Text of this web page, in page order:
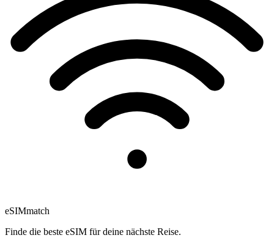
eSIMmatch
Finde die beste eSIM für deine nächste Reise.